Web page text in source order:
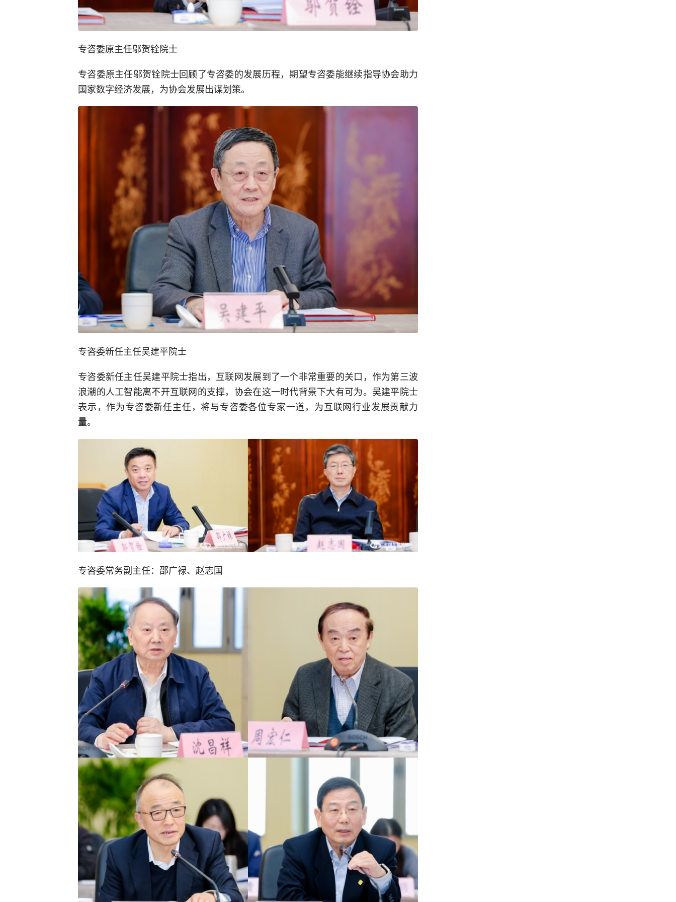
专咨委原主任邬贺铨院士
专咨委原主任邬贺铨院士回顾了专咨委的发展历程，期望专咨委能继续指导协会助力
国家数字经济发展，为协会发展出谋划策。
专咨委新任主任吴建平院士
专咨委新任主任吴建平院士指出，互联网发展到了一个非常重要的关口，作为第三波
浪潮的人工智能离不开互联网的支撑，协会在这一时代背景下大有可为。吴建平院士
表示，作为专咨委新任主任，将与专咨委各位专家一道，为互联网行业发展贡献力
量。
专咨委常务副主任：邵广禄、赵志国